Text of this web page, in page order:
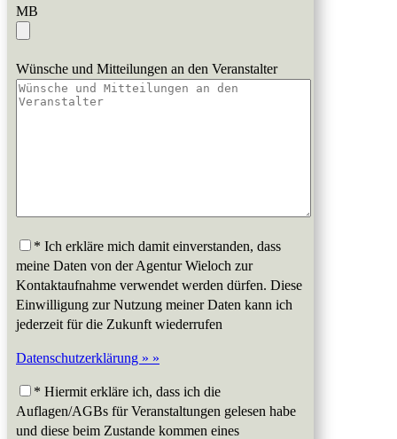
MB
Wünsche und Mitteilungen an den Veranstalter
* Ich erkläre mich damit einverstanden, dass
meine Daten von der Agentur Wieloch zur
Kontaktaufnahme verwendet werden dürfen. Diese
Einwilligung zur Nutzung meiner Daten kann ich
jederzeit für die Zukunft wiederrufen
Datenschutzerklärung » »
* Hiermit erkläre ich, dass ich die
Auflagen/AGBs für Veranstaltungen gelesen habe
und diese beim Zustande kommen eines